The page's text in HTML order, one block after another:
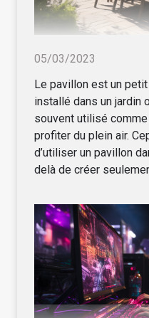
05/03/2023
Le pavillon est un
installé dans un jardin
souvent utilisé
profiter du plein air.
d’utiliser un pavillon
delà de créer